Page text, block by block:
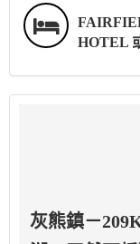
HOTEL
灰熊鎮－